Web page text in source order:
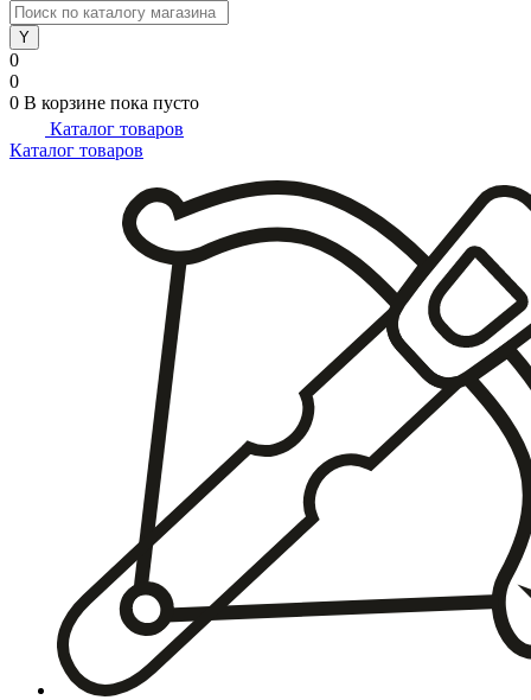
0
0
0 В корзине пока пусто
Каталог товаров
Каталог товаров